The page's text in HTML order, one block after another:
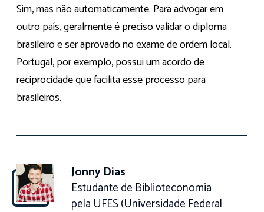
Sim, mas não automaticamente. Para advogar em
outro país, geralmente é preciso validar o diploma
brasileiro e ser aprovado no exame de ordem local.
Portugal, por exemplo, possui um acordo de
reciprocidade que facilita esse processo para
brasileiros.
Jonny Dias
Estudante de Biblioteconomia
pela UFES (Universidade Federal